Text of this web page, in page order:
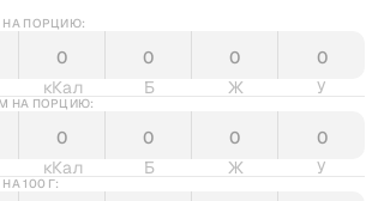
ПОРЦИЮ:
кКал Б Ж У
НА ПОРЦИЮ:
кКал Б Ж У
100 Г: